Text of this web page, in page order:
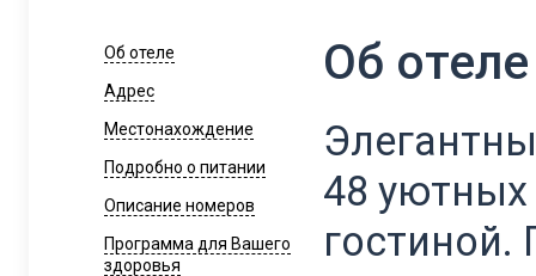
Об отеле
Адрес
Местонахождение
Подробно о питании
Описание номеров
Программа для Вашего
здоровья
Об отеле
48